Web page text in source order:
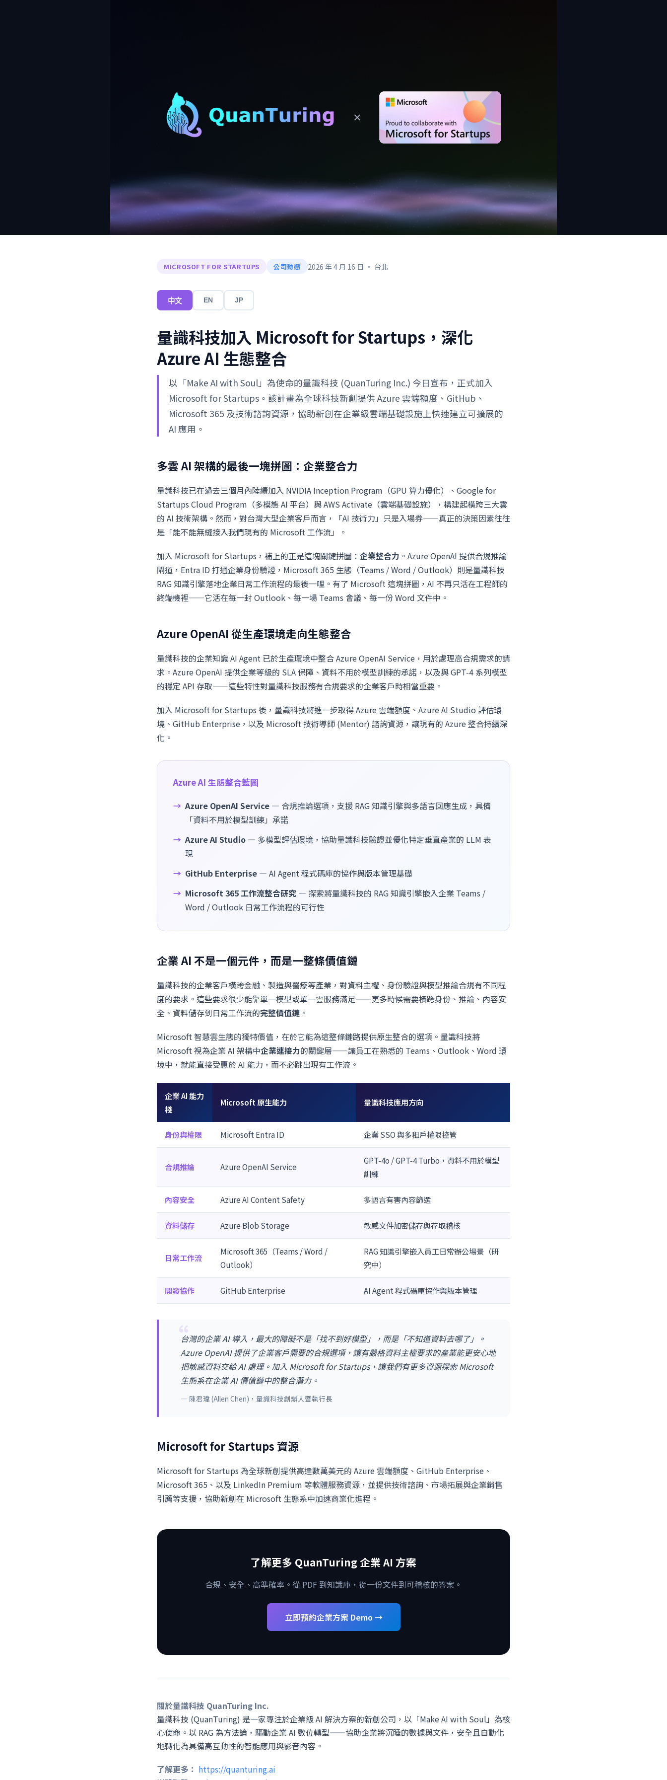
MICROSOFT FOR STARTUPS 公司動態 2026 年 4 月 16 日 · 台北
中文 EN JP
量識科技加入 Microsoft for Startups，深化
Azure AI 生態整合
以「Make AI with Soul」為使命的量識科技 (QuanTuring Inc.) 今日宣布，正式加入
Microsoft for Startups。該計畫為全球科技新創提供 Azure 雲端額度、GitHub、
Microsoft 365 及技術諮詢資源，協助新創在企業級雲端基礎設施上快速建立可擴展的
AI 應用。
多雲 AI 架構的最後一塊拼圖：企業整合力
量識科技已在過去三個月內陸續加入 NVIDIA Inception Program（GPU 算力優化）、Google for
Startups Cloud Program（多模態 AI 平台）與 AWS Activate（雲端基礎設施），構建起橫跨三大雲
的 AI 技術架構。然而，對台灣大型企業客戶而言，「AI 技術力」只是入場券——真正的決策因素往往
是「能不能無縫接入我們現有的 Microsoft 工作流」。
加入 Microsoft for Startups，補上的正是這塊關鍵拼圖： 企業整合力 。Azure OpenAI 提供合規推論
閘道，Entra ID 打通企業身份驗證，Microsoft 365 生態（Teams / Word / Outlook）則是量識科技
RAG 知識引擎落地企業日常工作流程的最後一哩。有了 Microsoft 這塊拼圖，AI 不再只活在工程師的
終端機裡——它活在每一封 Outlook、每一場 Teams 會議、每一份 Word 文件中。
Azure OpenAI 從生產環境走向生態整合
量識科技的企業知識 AI Agent 已於生產環境中整合 Azure OpenAI Service，用於處理高合規需求的請
求。Azure OpenAI 提供企業等級的 SLA 保障、資料不用於模型訓練的承諾，以及與 GPT-4 系列模型
的穩定 API 存取——這些特性對量識科技服務有合規要求的企業客戶時相當重要。
加入 Microsoft for Startups 後，量識科技將進一步取得 Azure 雲端額度、Azure AI Studio 評估環
境、GitHub Enterprise，以及 Microsoft 技術導師 (Mentor) 諮詢資源，讓現有的 Azure 整合持續深
化。
Azure AI 生態整合藍圖
Azure OpenAI Service — 合規推論選項，支援 RAG 知識引擎與多語言回應生成，具備
「資料不用於模型訓練」承諾
Azure AI Studio — 多模型評估環境，協助量識科技驗證並優化特定垂直產業的 LLM 表
現
GitHub Enterprise — AI Agent 程式碼庫的協作與版本管理基礎
Microsoft 365 工作流整合研究 — 探索將量識科技的 RAG 知識引擎嵌入企業 Teams /
Word / Outlook 日常工作流程的可行性
企業 AI 不是一個元件，而是一整條價值鏈
量識科技的企業客戶橫跨金融、製造與醫療等產業，對資料主權、身份驗證與模型推論合規有不同程
度的要求。這些要求很少能靠單一模型或單一雲服務滿足——更多時候需要橫跨身份、推論、內容安
全、資料儲存到日常工作流的完整價值鏈 。
Microsoft 智慧雲生態的獨特價值，在於它能為這整條鏈路提供原生整合的選項。量識科技將
Microsoft 視為企業 AI 架構中企業連接力的關鍵層——讓員工在熟悉的 Teams、Outlook、Word 環
境中，就能直接受惠於 AI 能力，而不必跳出現有工作流。
企業 AI 能力
棧
Microsoft 原生能力 量識科技應用方向
身份與權限 Microsoft Entra ID 企業 SSO 與多租戶權限控管
合規推論 Azure OpenAI Service
GPT-4o / GPT-4 Turbo，資料不用於模型
訓練
內容安全 Azure AI Content Safety 多語言有害內容篩選
資料儲存 Azure Blob Storage 敏感文件加密儲存與存取稽核
日常工作流
Microsoft 365（Teams / Word /
Outlook）
RAG 知識引擎嵌入員工日常辦公場景（研
究中）
開發協作 GitHub Enterprise AI Agent 程式碼庫協作與版本管理
台灣的企業 AI 導入，最大的障礙不是「找不到好模型」，而是「不知道資料去哪了」。
Azure OpenAI 提供了企業客戶需要的合規選項，讓有嚴格資料主權要求的產業能更安心地
把敏感資料交給 AI 處理。加入 Microsoft for Startups，讓我們有更多資源探索 Microsoft
生態系在企業 AI 價值鏈中的整合潛力。
— 陳君瑋 (Allen Chen)，量識科技創辦人暨執行長
Microsoft for Startups 資源
Microsoft for Startups 為全球新創提供高達數萬美元的 Azure 雲端額度、GitHub Enterprise、
Microsoft 365、以及 LinkedIn Premium 等軟體服務資源，並提供技術諮詢、市場拓展與企業銷售
引薦等支援，協助新創在 Microsoft 生態系中加速商業化進程。
了解更多 QuanTuring 企業 AI 方案
合規、安全、高準確率。從 PDF 到知識庫，從一份文件到可稽核的答案。
立即預約企業方案 Demo →
關於量識科技 QuanTuring Inc.
量識科技 (QuanTuring) 是一家專注於企業級 AI 解決方案的新創公司，以「Make AI with Soul」為核
心使命。以 RAG 為方法論，驅動企業 AI 數位轉型——協助企業將沉睡的數據與文件，安全且自動化
地轉化為具備高互動性的智能應用與影音內容。
了解更多： https://quanturing.ai